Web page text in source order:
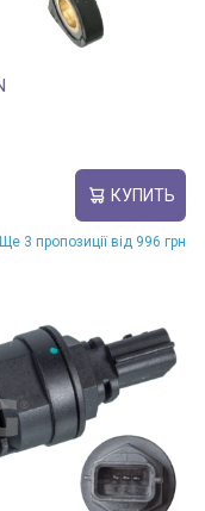
КУПИТЬ
Ще 3 пропозиції від 996 грн